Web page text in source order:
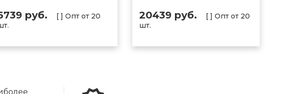
руб.
[ ] Опт от 20
20439 руб.
[ ] Опт от 20
шт.